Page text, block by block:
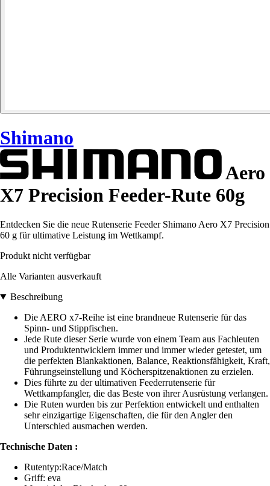
Shimano
Aero
X7 Precision Feeder-Rute 60g
Entdecken Sie die neue Rutenserie Feeder Shimano Aero X7 Precision
60 g für ultimative Leistung im Wettkampf.
Produkt nicht verfügbar
Alle Varianten ausverkauft
Beschreibung
Die AERO x7-Reihe ist eine brandneue Rutenserie für das
Spinn- und Stippfischen.
Jede Rute dieser Serie wurde von einem Team aus Fachleuten
und Produktentwicklern immer und immer wieder getestet, um
die perfekten Blankaktionen, Balance, Reaktionsfähigkeit, Kraft,
Führungseinstellung und Köcherspitzenaktionen zu erzielen.
Dies führte zu der ultimativen Feederrutenserie für
Wettkampfangler, die das Beste von ihrer Ausrüstung verlangen.
Die Ruten wurden bis zur Perfektion entwickelt und enthalten
sehr einzigartige Eigenschaften, die für den Angler den
Unterschied ausmachen werden.
Technische Daten :
Rutentyp:Race/Match
Griff: eva